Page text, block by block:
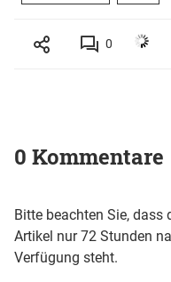
0
0 Kommentare
Bitte beachten Sie,
Artikel nur 72 Stunden
Verfügung steht.